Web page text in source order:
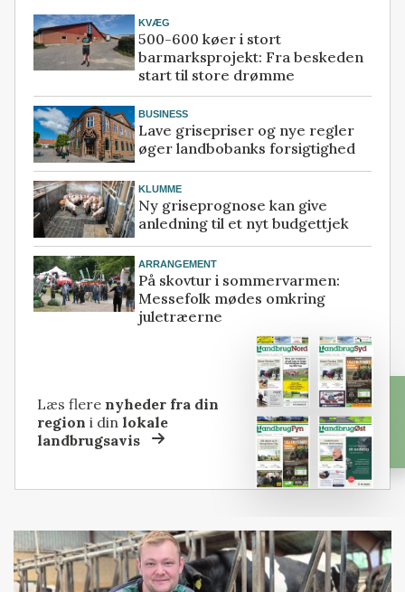
KVÆG
500-600 køer i stort
barmarksprojekt: Fra beskeden
start til store drømme
BUSINESS
Lave grisepriser og nye regler
øger landbobanks forsigtighed
KLUMME
Ny griseprognose kan give
anledning til et nyt budgettjek
ARRANGEMENT
På skovtur i sommervarmen:
Messefolk mødes omkring
juletræerne
Læs flere nyheder fra din
region i dinlokale
landbrugsavis